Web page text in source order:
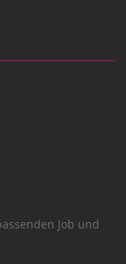
Job und